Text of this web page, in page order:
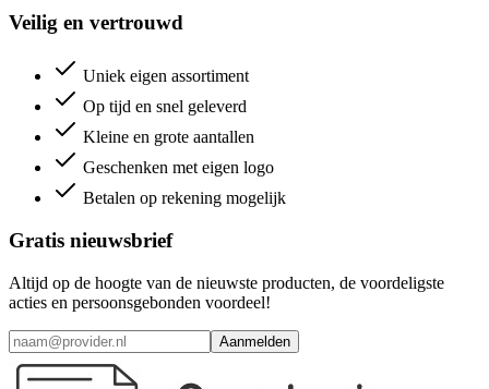
Veilig en vertrouwd
Uniek eigen assortiment
Op tijd en snel geleverd
Kleine en grote aantallen
Geschenken met eigen logo
Betalen op rekening mogelijk
Gratis nieuwsbrief
Altijd op de hoogte van de nieuwste producten, de voordeligste
acties en persoonsgebonden voordeel!
Aanmelden